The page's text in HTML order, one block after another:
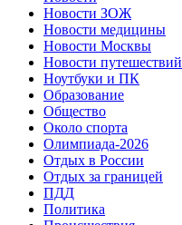
Новости ЗОЖ
Новости медицины
Новости Москвы
Новости путешествий
Ноутбуки и ПК
Образование
Общество
Около спорта
Олимпиада-2026
Отдых в России
Отдых за границей
ПДД
Политика